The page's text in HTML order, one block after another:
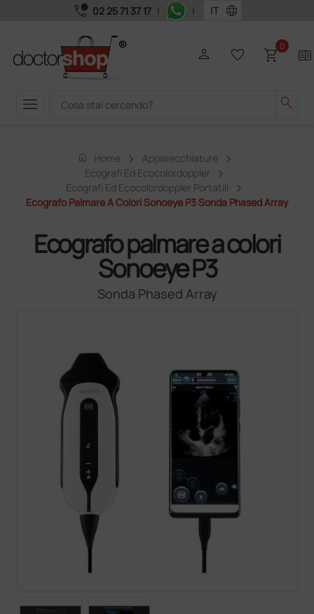
call_quality 02 25 71 37 17 | | language
menu search
person favorite_border shopping_cart0 two_pager
home Home
Apparecchiature
Ecografi Ed Ecocolordoppler
Ecografi Ed Ecocolordoppler Portatili
Ecografo Palmare A Colori Sonoeye P3 Sonda Phased Array
Ecografo palmare a colori
Sonoeye P3
Sonda Phased Array